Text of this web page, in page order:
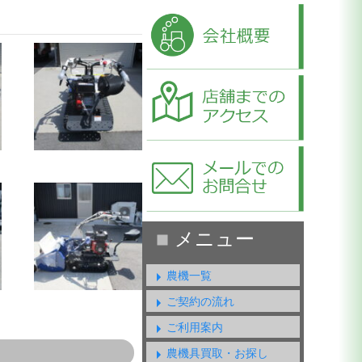
農機一覧
ご契約の流れ
ご利用案内
農機具買取・お探し